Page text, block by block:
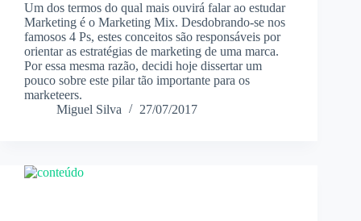
Um dos termos do qual mais ouvirá falar ao estudar
Marketing é o Marketing Mix. Desdobrando-se nos
famosos 4 Ps, estes conceitos são responsáveis por
orientar as estratégias de marketing de uma marca.
Por essa mesma razão, decidi hoje dissertar um
pouco sobre este pilar tão importante para os
marketeers.
Miguel Silva
27/07/2017